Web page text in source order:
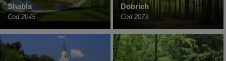
Shabla
Cod 2045
Dobrich
Cod 2073